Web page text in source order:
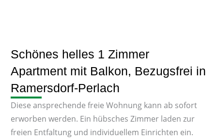
Schönes helles 1 Zimmer
Apartment mit Balkon, Bezugsfrei in
Ramersdorf-Perlach
Diese ansprechende freie Wohnung kann ab sofort
erworben werden. Ein hübsches Zimmer laden zur
freien Entfaltung und individuellem Einrichten ein.